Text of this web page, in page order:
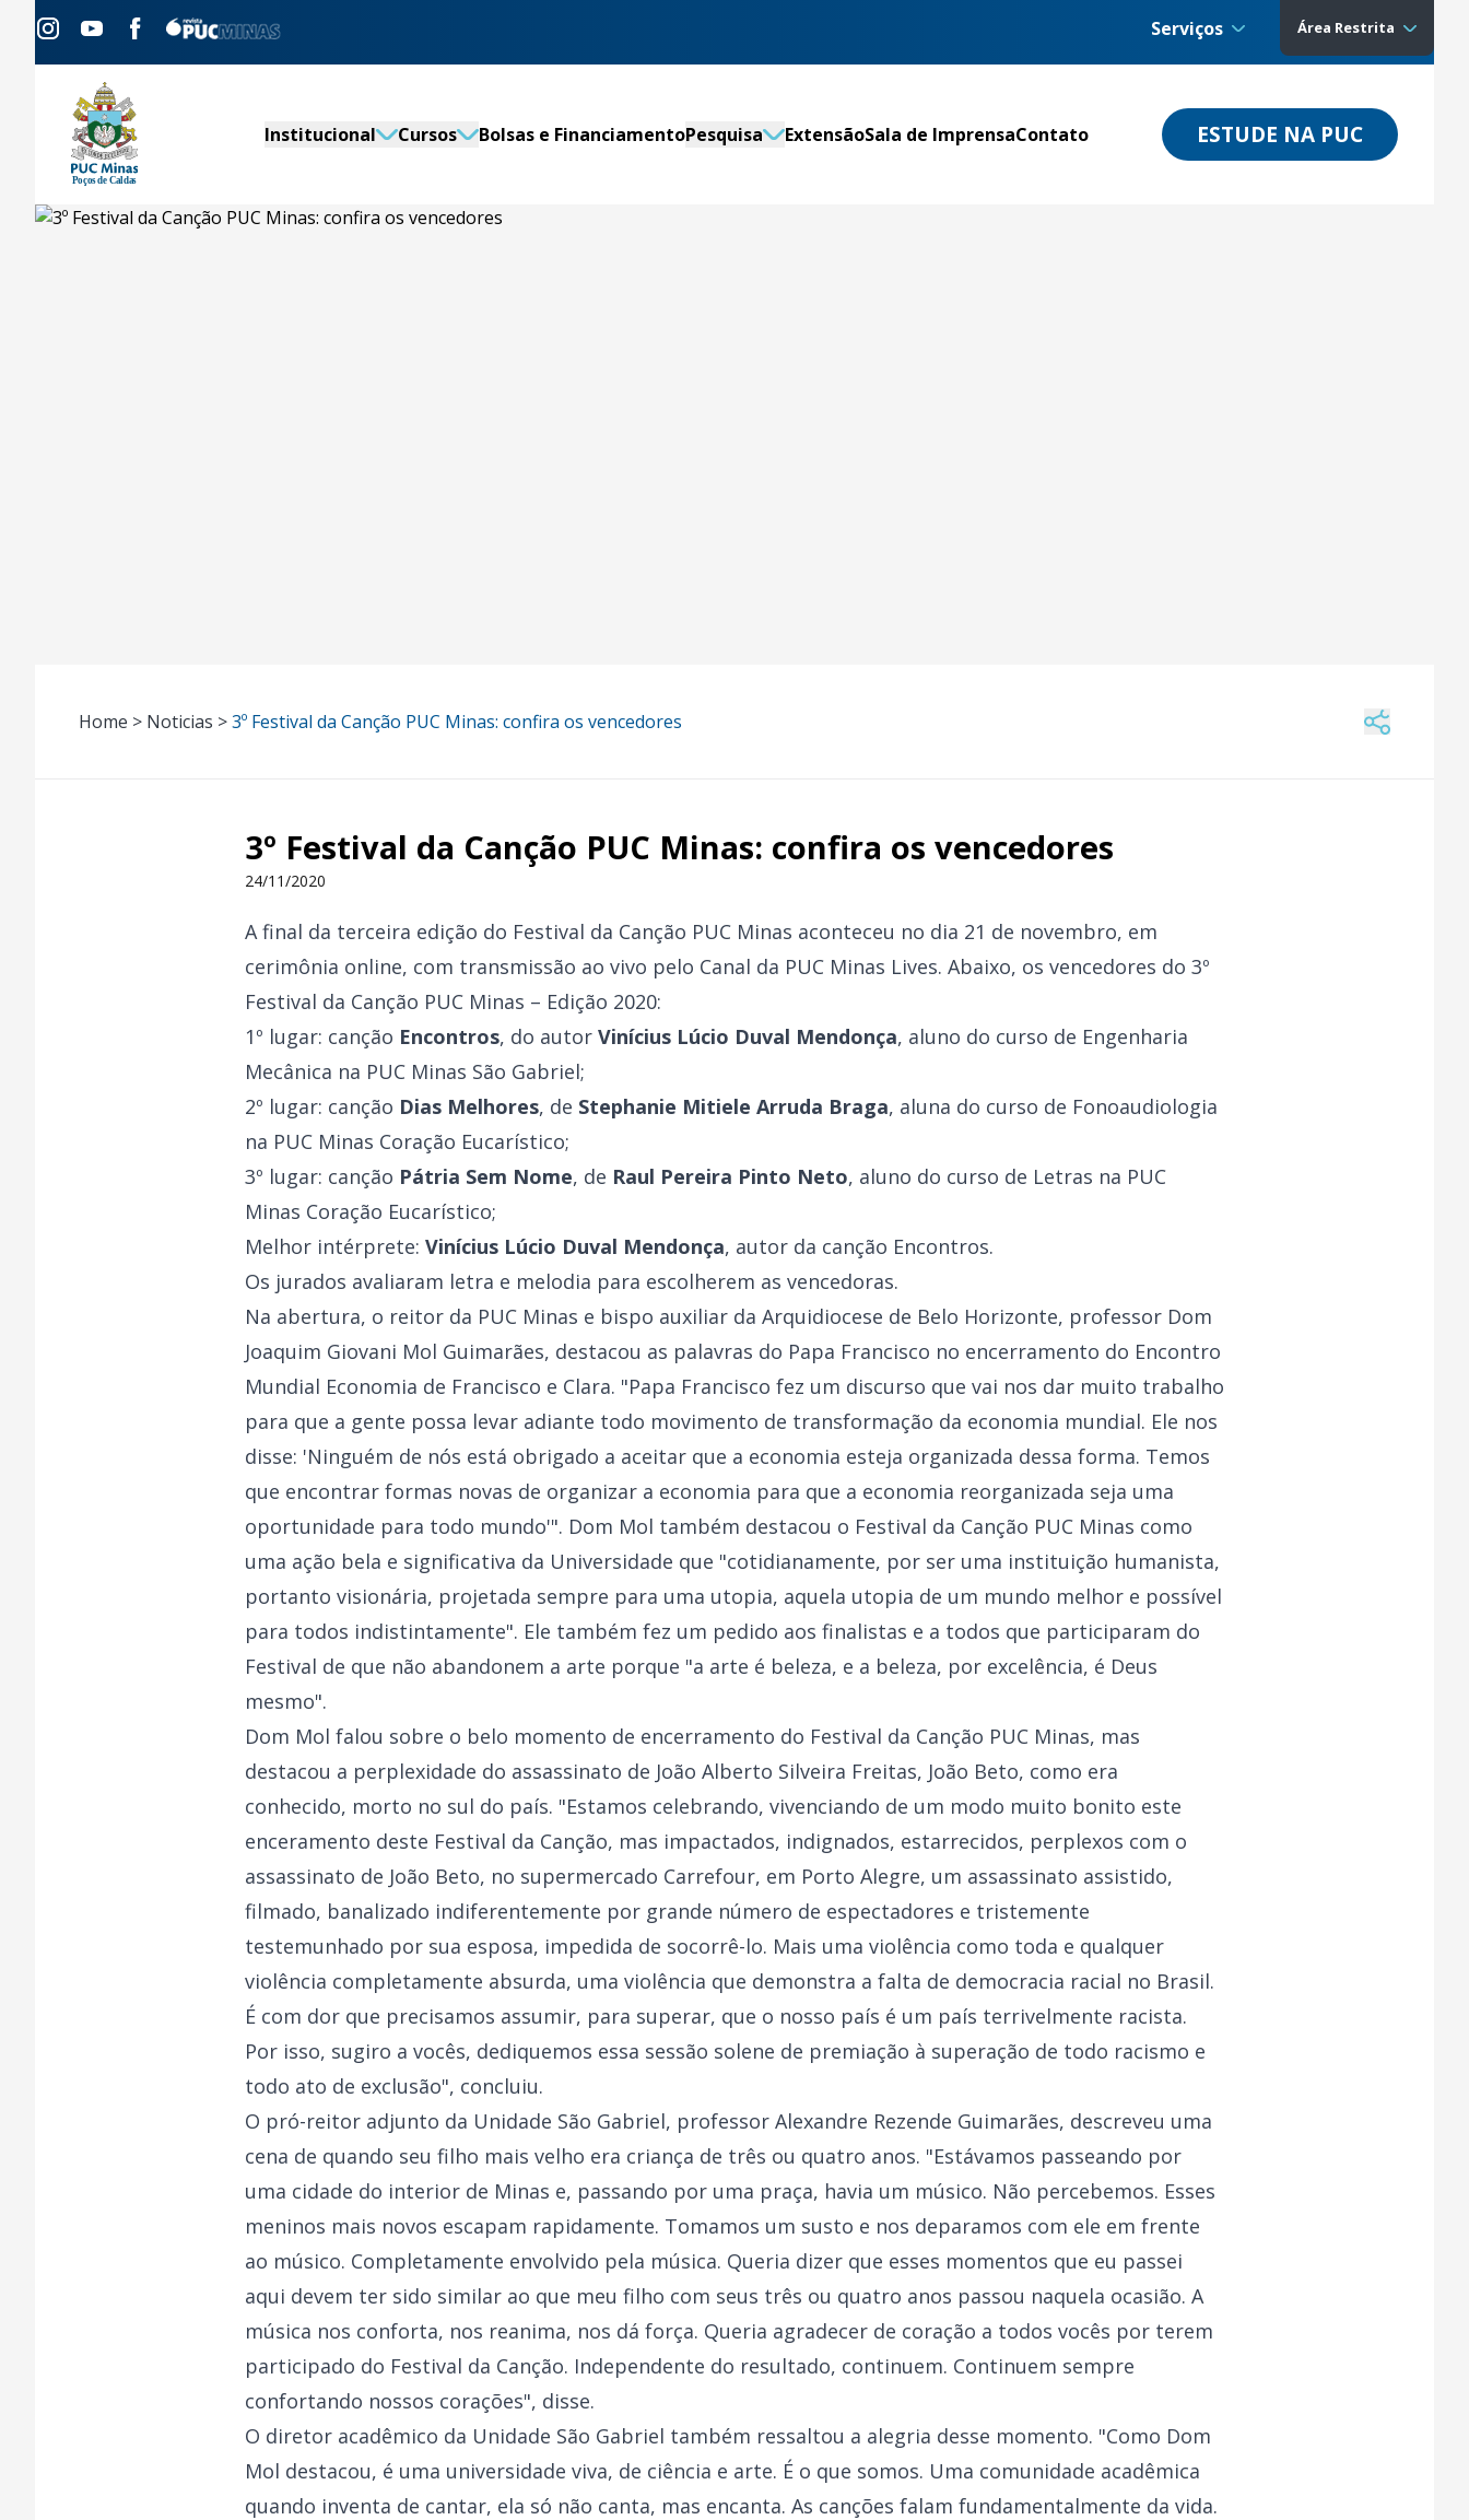
Serviços Área Restrita
Institucional Cursos Bolsas e FinanciamentoPesquisa ExtensãoSala de ImprensaContato ESTUDE NA PUC
Home > Noticias >3º Festival da Canção PUC Minas: confira os vencedores
3º Festival da Canção PUC Minas: confira os vencedores
24/11/2020
A final da terceira edição do Festival da Canção PUC Minas aconteceu no dia 21 de novembro, em
cerimônia online, com transmissão ao vivo pelo Canal da PUC Minas Lives. Abaixo, os vencedores do 3º
Festival da Canção PUC Minas – Edição 2020:
1º lugar: canção Encontros, do autor Vinícius Lúcio Duval Mendonça, aluno do curso de Engenharia
Mecânica na PUC Minas São Gabriel;
2º lugar: canção Dias Melhores, de Stephanie Mitiele Arruda Braga, aluna do curso de Fonoaudiologia
na PUC Minas Coração Eucarístico;
3º lugar: canção Pátria Sem Nome, de Raul Pereira Pinto Neto, aluno do curso de Letras na PUC
Minas Coração Eucarístico;
Melhor intérprete: Vinícius Lúcio Duval Mendonça, autor da canção Encontros.
Os jurados avaliaram letra e melodia para escolherem as vencedoras.
Na abertura, o reitor da PUC Minas e bispo auxiliar da Arquidiocese de Belo Horizonte, professor Dom
Joaquim Giovani Mol Guimarães, destacou as palavras do Papa Francisco no encerramento do Encontro
Mundial Economia de Francisco e Clara. "Papa Francisco fez um discurso que vai nos dar muito trabalho
para que a gente possa levar adiante todo movimento de transformação da economia mundial. Ele nos
disse: 'Ninguém de nós está obrigado a aceitar que a economia esteja organizada dessa forma. Temos
que encontrar formas novas de organizar a economia para que a economia reorganizada seja uma
oportunidade para todo mundo'". Dom Mol também destacou o Festival da Canção PUC Minas como
uma ação bela e significativa da Universidade que "cotidianamente, por ser uma instituição humanista,
portanto visionária, projetada sempre para uma utopia, aquela utopia de um mundo melhor e possível
para todos indistintamente". Ele também fez um pedido aos finalistas e a todos que participaram do
Festival de que não abandonem a arte porque "a arte é beleza, e a beleza, por excelência, é Deus
mesmo".
Dom Mol falou sobre o belo momento de encerramento do Festival da Canção PUC Minas, mas
destacou a perplexidade do assassinato de João Alberto Silveira Freitas, João Beto, como era
conhecido, morto no sul do país. "Estamos celebrando, vivenciando de um modo muito bonito este
enceramento deste Festival da Canção, mas impactados, indignados, estarrecidos, perplexos com o
assassinato de João Beto, no supermercado Carrefour, em Porto Alegre, um assassinato assistido,
filmado, banalizado indiferentemente por grande número de espectadores e tristemente
testemunhado por sua esposa, impedida de socorrê-lo. Mais uma violência como toda e qualquer
violência completamente absurda, uma violência que demonstra a falta de democracia racial no Brasil.
É com dor que precisamos assumir, para superar, que o nosso país é um país terrivelmente racista.
Por isso, sugiro a vocês, dediquemos essa sessão solene de premiação à superação de todo racismo e
todo ato de exclusão", concluiu.
O pró-reitor adjunto da Unidade São Gabriel, professor Alexandre Rezende Guimarães, descreveu uma
cena de quando seu filho mais velho era criança de três ou quatro anos. "Estávamos passeando por
uma cidade do interior de Minas e, passando por uma praça, havia um músico. Não percebemos. Esses
meninos mais novos escapam rapidamente. Tomamos um susto e nos deparamos com ele em frente
ao músico. Completamente envolvido pela música. Queria dizer que esses momentos que eu passei
aqui devem ter sido similar ao que meu filho com seus três ou quatro anos passou naquela ocasião. A
música nos conforta, nos reanima, nos dá força. Queria agradecer de coração a todos vocês por terem
participado do Festival da Canção. Independente do resultado, continuem. Continuem sempre
confortando nossos corações", disse.
O diretor acadêmico da Unidade São Gabriel também ressaltou a alegria desse momento. "Como Dom
Mol destacou, é uma universidade viva, de ciência e arte. É o que somos. Uma comunidade acadêmica
quando inventa de cantar, ela só não canta, mas encanta. As canções falam fundamentalmente da vida.